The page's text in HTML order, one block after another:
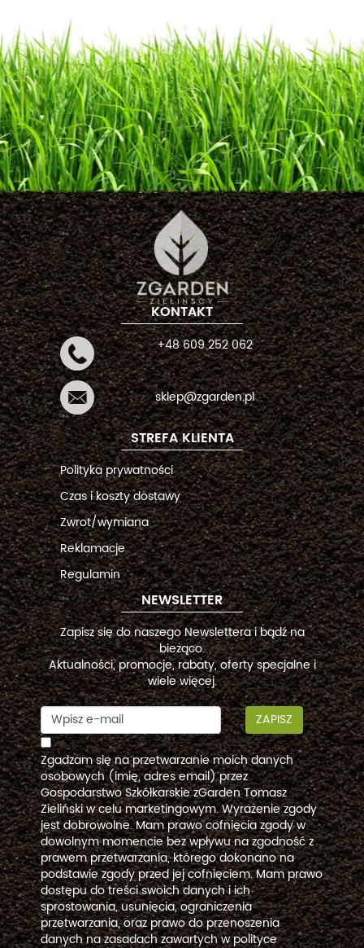
KONTAKT
+48 609 252 062
sklep@zgarden.pl
STREFA KLIENTA
Polityka prywatności
Czas i koszty dostawy
Zwrot/wymiana
Reklamacje
Regulamin
NEWSLETTER
Zapisz się do naszego Newslettera i bądź na
bieżąco.
Aktualności, promocje, rabaty, oferty specjalne i
wiele więcej.
ZAPISZ
Zgadzam się na przetwarzanie moich danych
osobowych (imię, adres email) przez
Gospodarstwo Szkółkarskie zGarden Tomasz
Zieliński w celu marketingowym. Wyrażenie zgody
jest dobrowolne. Mam prawo cofnięcia zgody w
dowolnym momencie bez wpływu na zgodność z
prawem przetwarzania, którego dokonano na
podstawie zgody przed jej cofnięciem. Mam prawo
dostępu do treści swoich danych i ich
sprostowania, usunięcia, ograniczenia
przetwarzania, oraz prawo do przenoszenia
danych na zasadach zawartych w polityce